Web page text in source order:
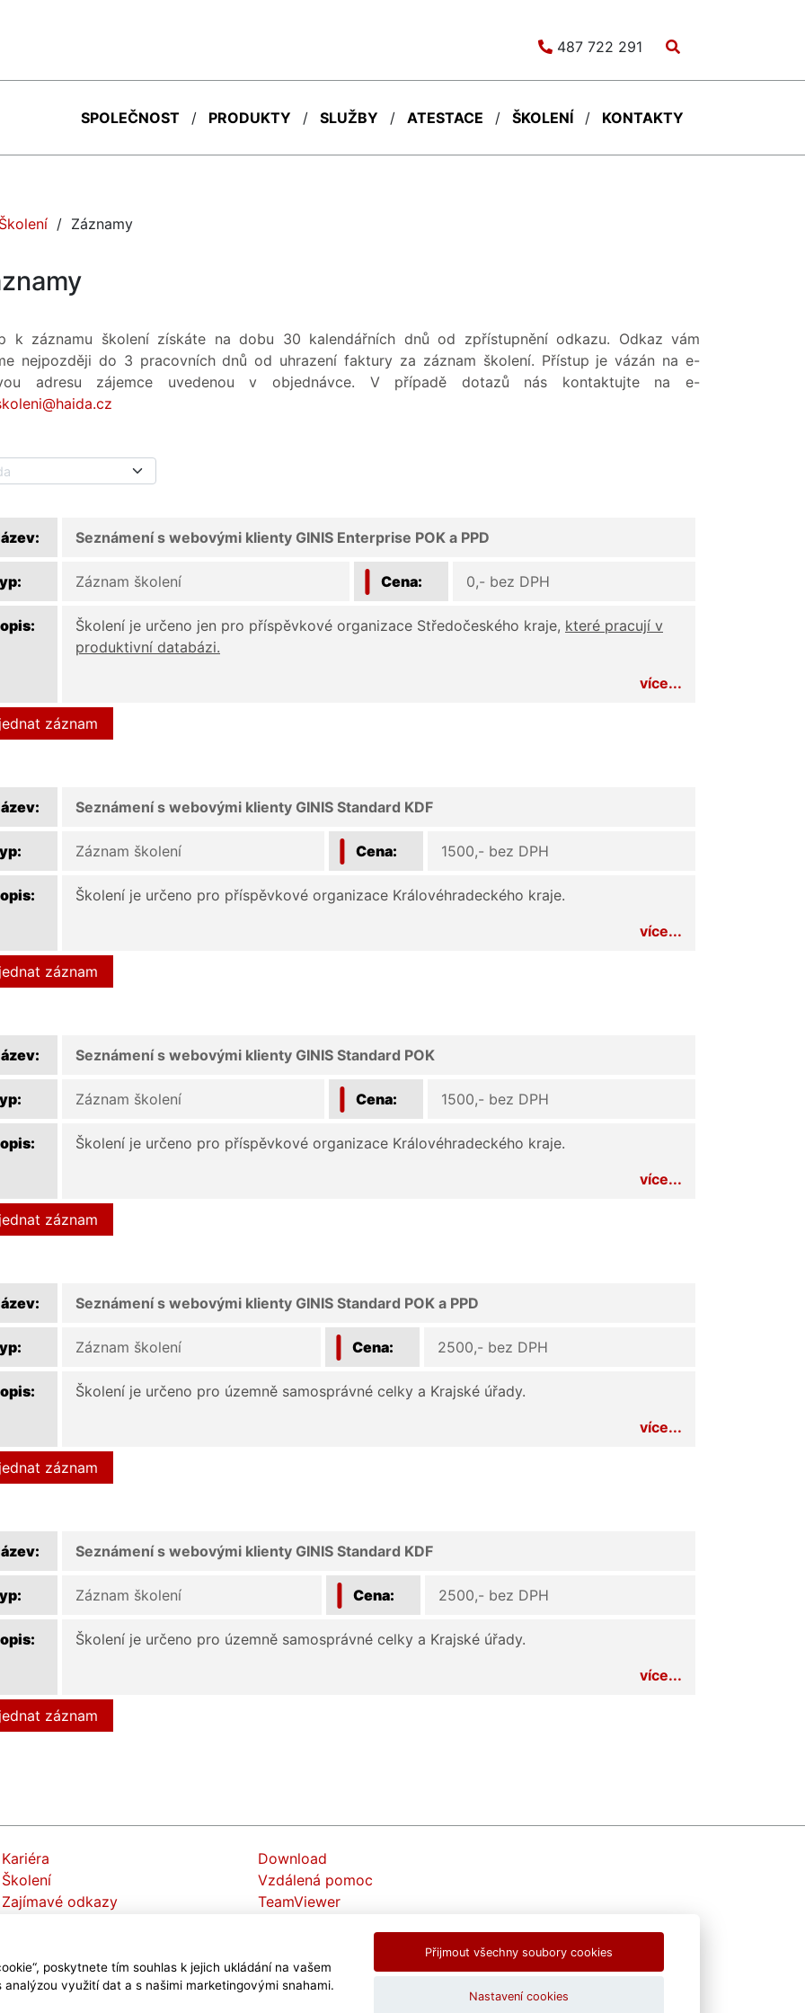
487 722 291
SPOLEČNOST PRODUKTY SLUŽBY ATESTACE ŠKOLENÍ KONTAKTY
Školení (current)
Záznamy
k záznamu školení získáte na dobu 30 kalendářních dnů od zpřístupnění odkazu. Odkaz vám
nejpozději do 3 pracovních dnů od uhrazení faktury za záznam školení. Přístup je vázán na e-
adresu zájemce uvedenou v objednávce. V případě dotazů nás kontaktujte na e-
Seznámení s webovými klienty GINIS Enterprise POK a PPD
Záznam školení Cena: 0,- bez DPH
Školení je určeno jen pro příspěvkové organizace Středočeského kraje, které pracují v
produktivní databázi.
více...
záznam
Seznámení s webovými klienty GINIS Standard KDF
Záznam školení Cena: 1500,- bez DPH
Školení je určeno pro příspěvkové organizace Královéhradeckého kraje.
více...
záznam
Seznámení s webovými klienty GINIS Standard POK
Záznam školení Cena: 1500,- bez DPH
Školení je určeno pro příspěvkové organizace Královéhradeckého kraje.
více...
záznam
Seznámení s webovými klienty GINIS Standard POK a PPD
Záznam školení Cena: 2500,- bez DPH
Školení je určeno pro územně samosprávné celky a Krajské úřady.
více...
záznam
Seznámení s webovými klienty GINIS Standard KDF
Záznam školení Cena: 2500,- bez DPH
Školení je určeno pro územně samosprávné celky a Krajské úřady.
více...
záznam
Kariéra
Školení
Zajímavé odkazy
Download
Vzdálená pomoc
TeamViewer
poskytnete tím souhlas k jejich ukládání na vašem
využití dat a s našimi marketingovými snahami.
Přijmout všechny soubory cookies
Nastavení cookies